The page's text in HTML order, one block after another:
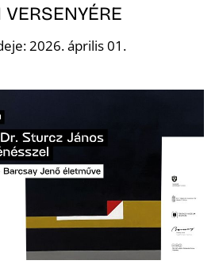
2026. április 01.